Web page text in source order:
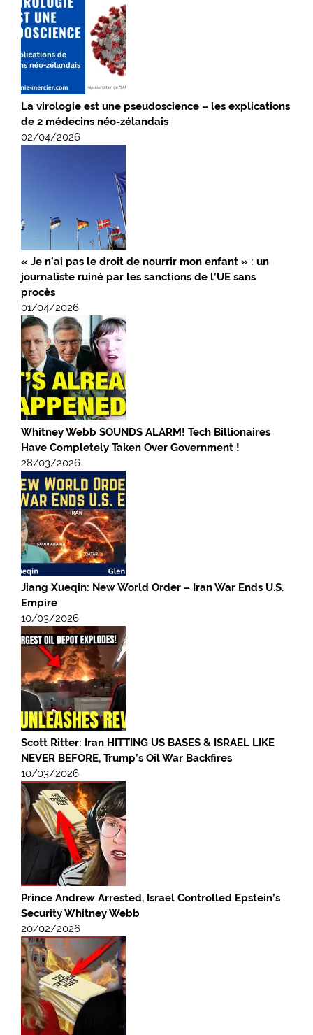
La virologie est une pseudoscience – les explications
de 2 médecins néo-zélandais
02/04/2026
« Je n’ai pas le droit de nourrir mon enfant » : un
journaliste ruiné par les sanctions de l’UE sans
procès
01/04/2026
Whitney Webb SOUNDS ALARM! Tech Billionaires
Have Completely Taken Over Government !
28/03/2026
Jiang Xueqin: New World Order – Iran War Ends U.S.
Empire
10/03/2026
Scott Ritter: Iran HITTING US BASES & ISRAEL LIKE
NEVER BEFORE, Trump’s Oil War Backfires
10/03/2026
Prince Andrew Arrested, Israel Controlled Epstein’s
Security Whitney Webb
20/02/2026